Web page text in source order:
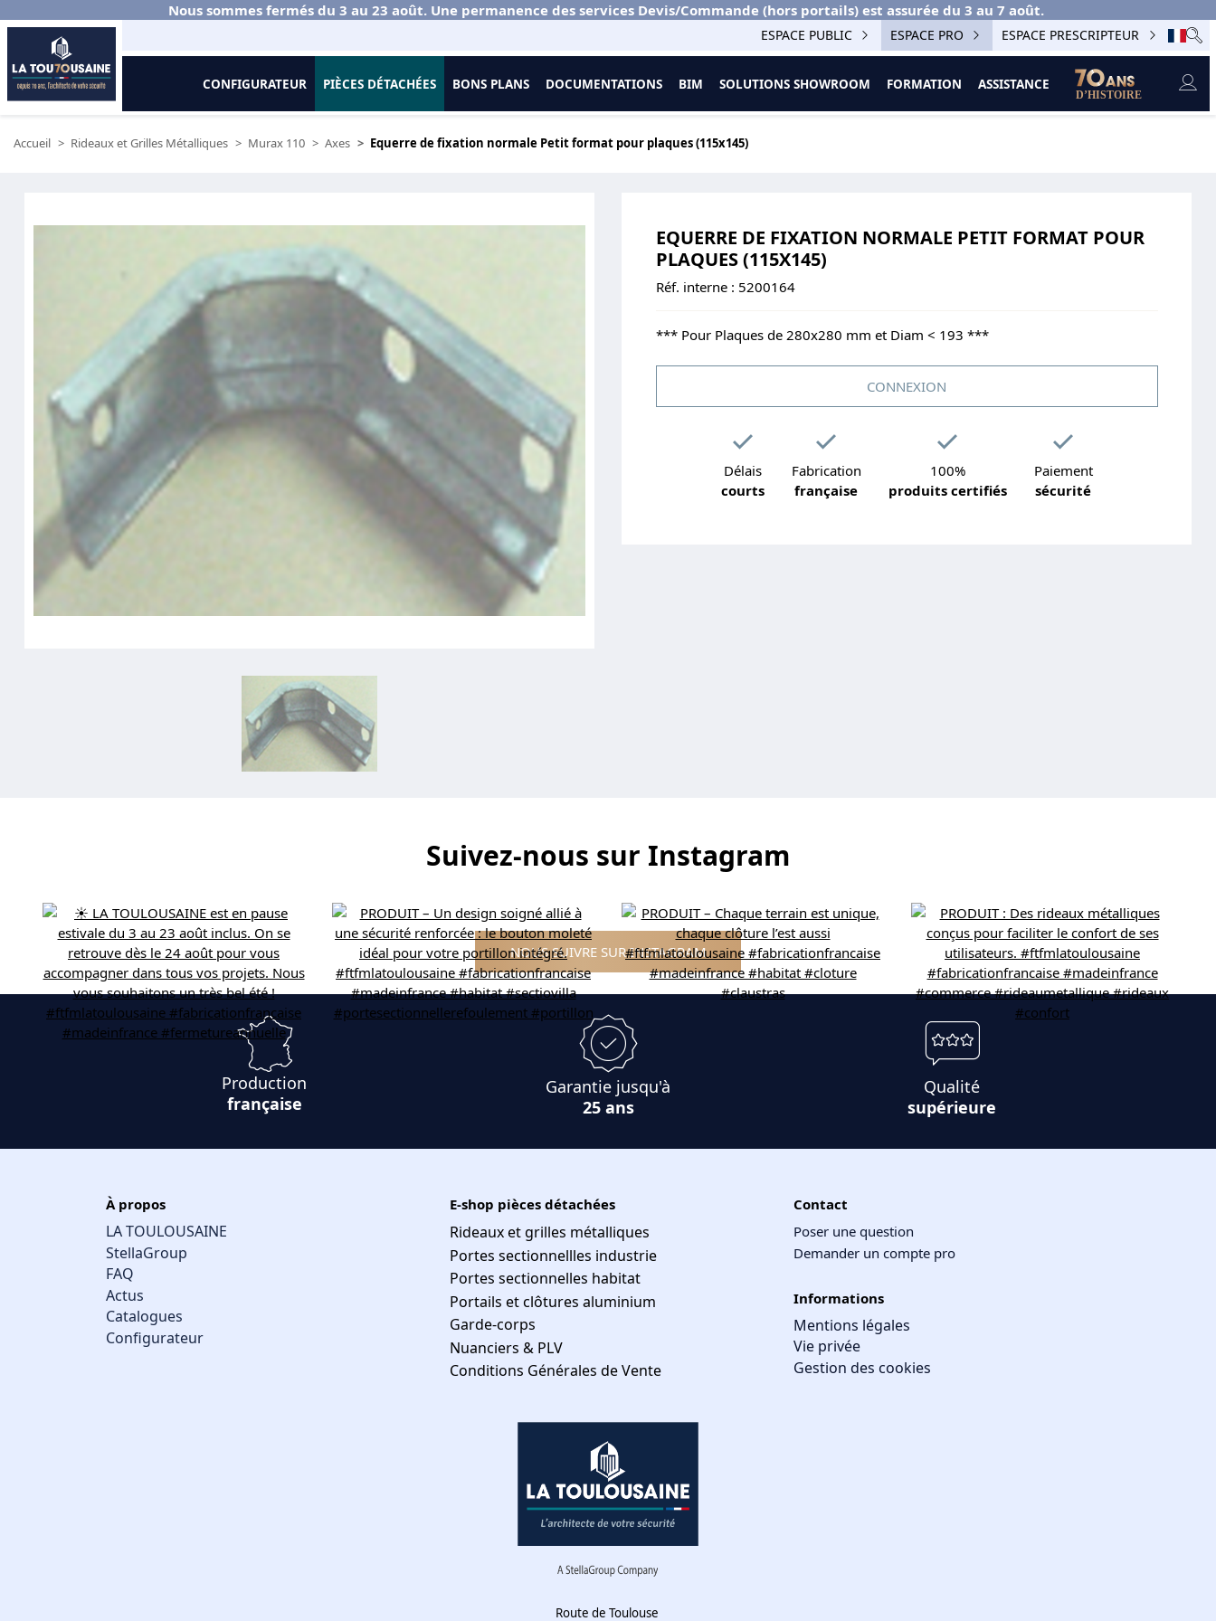
Nous sommes fermés du 3 au 23 août. Une permanence des services Devis/Commande (hors portails) est assurée du 3 au 7 août.
ESPACE PUBLIC ESPACE PRO ESPACE PRESCRIPTEUR
CONFIGURATEUR PIÈCES DÉTACHÉES BONS PLANS DOCUMENTATIONS BIM SOLUTIONS SHOWROOM FORMATION ASSISTANCE
Accueil Rideaux et Grilles Métalliques Murax 110 Axes Equerre de fixation normale Petit format pour plaques (115x145)
EQUERRE DE FIXATION NORMALE PETIT FORMAT POUR
PLAQUES (115X145)
Réf. interne : 5200164
*** Pour Plaques de 280x280 mm et Diam < 193 ***
CONNEXION
Délais
courts
Fabrication
française
100%
produits certifiés
Paiement
sécurité
Suivez-nous sur Instagram
NOUS SUIVRE SUR INSTAGRAM
Production
française
Garantie jusqu'à
25 ans
Qualité
supérieure
À propos
LA TOULOUSAINE
StellaGroup
FAQ
Actus
Catalogues
Configurateur
E-shop pièces détachées
Rideaux et grilles métalliques
Portes sectionnellles industrie
Portes sectionnelles habitat
Portails et clôtures aluminium
Garde-corps
Nuanciers & PLV
Conditions Générales de Vente
Contact
Poser une question
Demander un compte pro
Informations
Mentions légales
Vie privée
Gestion des cookies
Route de Toulouse